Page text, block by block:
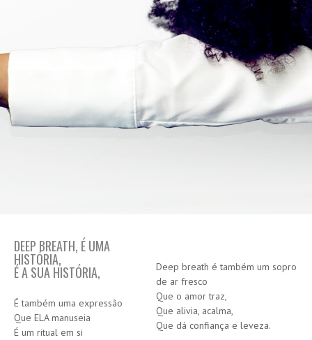
DEEP
BREATH,
UMA
DEEP BREATH, É UMA
HISTÓRIA,
É A SUA HISTÓRIA,
É também uma expressão
Que ELA manuseia
É um ritual em si
Deep breath é também um sopro
de ar fresco
Que o amor traz,
Que alivia, acalma,
Que dá confiança e leveza.